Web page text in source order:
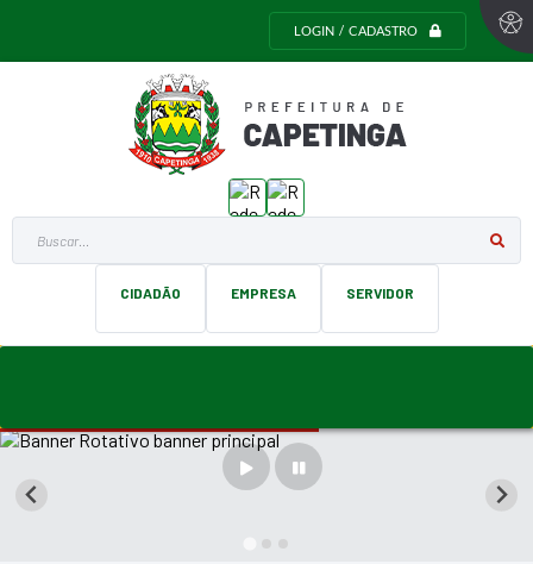
LOGIN / CADASTRO
Buscar...
CIDADÃO EMPRESA SERVIDOR